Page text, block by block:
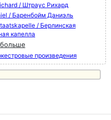
/ Штраус Рихард
/ Баренбойм Даниэль
/ Берлинская
капелла
больше
произведения